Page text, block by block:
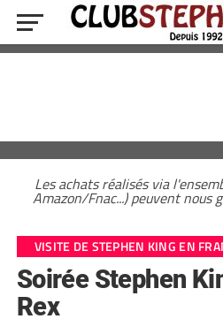
Les achats réalisés via
Amazon/Fnac...) peuvent nous
VISITE DE STEPHEN KING EN
Soirée Stephen
Rex